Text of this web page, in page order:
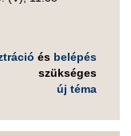
és belépés
szükséges
új téma